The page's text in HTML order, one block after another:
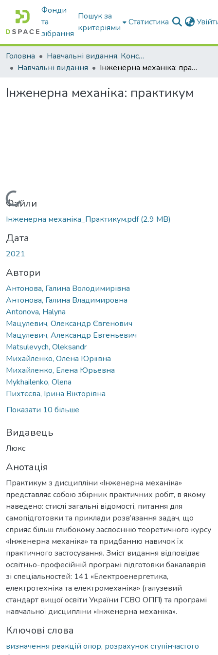
Фонди
та
зібрання
Пошук за
критеріями
Статистика
Головна
Навчальні видання. Конспекти лекцій
Навчальні видання
Інженерна механіка: практикум
Інженерна механіка: практикум
Вантажиться...
Файли
Інженерна механіка_Практикум.pdf(2.9 MB)
Дата
2021
Автори
Антонова, Галина Володимирівна
Антонова, Галина Владимировна
Antonova, Halyna
Мацулевич, Олександр Євгенович
Мацулевич, Александр Евгеньевич
Matsulevych, Oleksandr
Михайленко, Олена Юріївна
Михайленко, Елена Юрьевна
Mykhailenko, Olena
Пихтєєва, Ірина Вікторівна
Показати 10 більше
Видавець
Люкс
Анотація
Практикум з дисципліни «Інженерна механіка»
представляє собою збірник практичних робіт, в якому
наведено: стислі загальні відомості, питання для
самопідготовки та приклади розв’язання задач, що
сприяє більш глибокому засвоєнню теоретичного курсу
«Інженерна механіка» та придбанню навичок їх
практичного застосування. Зміст видання відповідає
освітньо-професійній програмі підготовки бакалаврів
зі спеціальностей: 141 «Електроенергетика,
електротехніка та електромеханіка» (галузевий
стандарт вищої освіти України ГСВО ОПП) та програмі
навчальної дисципліни «Інженерна механіка».
Ключові слова
визначення реакцій опор, розрахунок ступінчастого